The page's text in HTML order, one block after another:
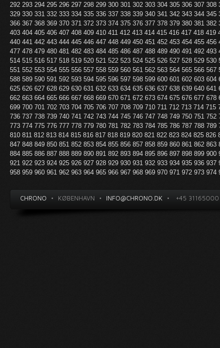
292 293 294 295 296 297 298 299 300 301 302 303 304 305 306 307 308
329 330 331 332 333 334 335 336 337 338 339 340 341 342 343 344 345
366 367 368 369 370 371 372 373 374 375 376 377 378 379 380 381 382
403 404 405 406 407 408 409 410 411 412 413 414 415 416 417 418 419
440 441 442 443 444 445 446 447 448 449 450 451 452 453 454 455 456
477 478 479 480 481 482 483 484 485 486 487 488 489 490 491 492 493
514 515 516 517 518 519 520 521 522 523 524 525 526 527 528 529 530
551 552 553 554 555 556 557 558 559 560 561 562 563 564 565 566 567
588 589 590 591 592 593 594 595 596 597 598 599 600 601 602 603 604
625 626 627 628 629 630 631 632 633 634 635 636 637 638 639 640 641
662 663 664 665 666 667 668 669 670 671 672 673 674 675 676 677 678
699 700 701 702 703 704 705 706 707 708 709 710 711 712 713 714 715
736 737 738 739 740 741 742 743 744 745 746 747 748 749 750 751 752
773 774 775 776 777 778 779 780 781 782 783 784 785 786 787 788 789
810 811 812 813 814 815 816 817 818 819 820 821 822 823 824 825 826
847 848 849 850 851 852 853 854 855 856 857 858 859 860 861 862 863
884 885 886 887 888 889 890 891 892 893 894 895 896 897 898 899 900
921 922 923 924 925 926 927 928 929 930 931 932 933 934 935 936 937
958 959 960 961 962 963 964 965 966 967 968 969 970 971 972 973 974
CHRONO • KØBENHAVN • INFO@CHRONO.DK • +45 31165000